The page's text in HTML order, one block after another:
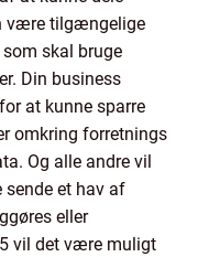
være tilgængelige
skal bruge
Din business
at kunne sparre
omkring forretnings
Og alle andre vil
et hav af
eller
vil det være muligt